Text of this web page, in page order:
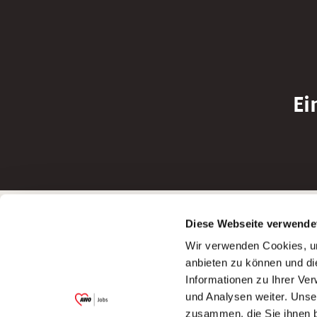
Diese Webseite
Wir verwenden Cookies,
anbieten zu können und
Informationen zu Ihrer
und Analysen weiter.
zusammen, die Sie ihnen
Garitz Bewirtschaftungsbetriebe GmbH
(Ein Tochterunternehmen des AWO
Bezirksverbandes Unterfranken e.V.)